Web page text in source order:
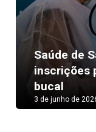
Saúde de
inscrições
bucal
3 de junho de